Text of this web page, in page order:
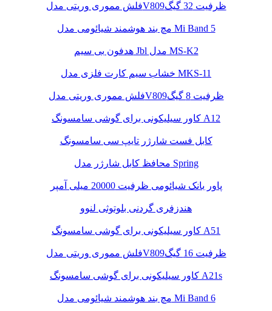
فلش مموری وریتی مدلV809ظرفیت 32 گیگ
مچ بند هوشمند شیائومی مدل Mi Band 5
هدفون بی سیم Jbl مدل MS-K2
خشاب سیم کارت فلزی مدل MKS-11
فلش مموری وریتی مدلV809ظرفیت 8 گیگ
کاور سیلیکونی برای گوشی سامسونگ A12
کابل فست شارژر تایپ سی سامسونگ
محافظ کابل شارژر مدل Spring
پاور بانک شیائومی ظرفیت 20000 میلی آمپر
هندزفری گردنی بلوتوثی لنوو
کاور سیلیکونی برای گوشی سامسونگ A51
فلش مموری وریتی مدلV809ظرفیت 16 گیگ
کاور سیلیکونی برای گوشی سامسونگ A21s
مچ بند هوشمند شیائومی مدل Mi Band 6